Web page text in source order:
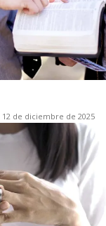
12 de diciembre de 2025